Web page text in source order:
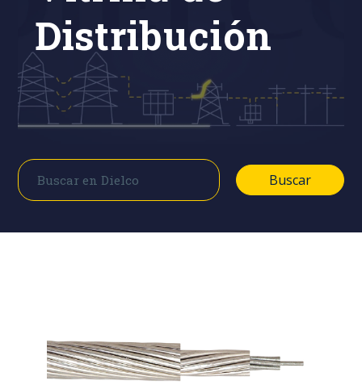
Buscar
Distribución
Buscar
Buscar